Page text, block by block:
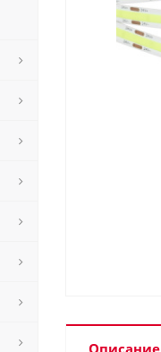
Описание